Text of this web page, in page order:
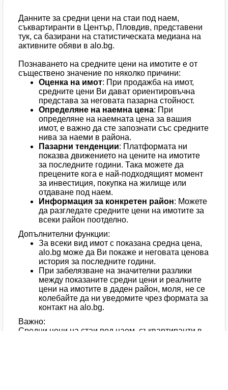
Данните за средни цени на стаи под наем,
съквартиранти в Център, Пловдив, представени
тук, са базирани на статистическата медиана на
активните обяви в alo.bg.
Познаването на средните цени на имотите е от
съществено значение по няколко причини:
Оценка на имот: При продажба на имот,
средните цени Ви дават ориентировъчна
представа за неговата пазарна стойност.
Определяне на наемна цена: При
определяне на наемната цена за вашия
имот, е важно да сте запознати със средните
нива за наеми в района.
Пазарни тенденции: Платформата ни
показва движението на цените на имотите
за последните години. Така можете да
прецените кога е най-подходящият момент
за инвестиция, покупка на жилище или
отдаване под наем.
Информация за конкретен район: Можете
да разгледате средните цени на имотите за
всеки район поотделно.
Допълнителни функции:
За всеки вид имот с показана средна цена,
alo.bg може да Ви покаже и неговата ценова
история за последните години.
При забелязване на значителни разлики
между показаните средни цени и реалните
цени на имотите в даден район, моля, не се
колебайте да ни уведомите чрез формата за
контакт на alo.bg.
Важно:
Средни цени на стаи под наем, съквартиранти в